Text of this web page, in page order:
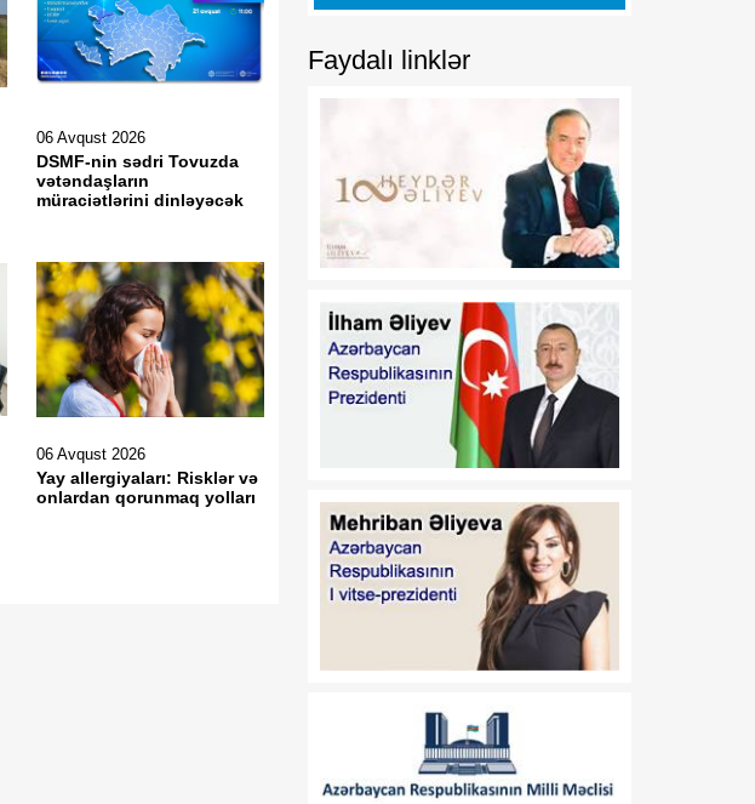
06 Avqust 2026
DSMF-nin sədri Tovuzda
vətəndaşların
müraciətlərini dinləyəcək
06 Avqust 2026
Yay allergiyaları: Risklər və
onlardan qorunmaq yolları
6 iyun tarixli 648 nömrəli,
hüquqi şəxslərin daxili və
nömrəli, "Azərbaycan
Respublikası adından borc
alınması və zəmanət
verilməsi Qaydası"nın
2018-ci il 18 dekabr tarixli
410 nömrəli və
"Azərbaycan Respublikası
İqtisadiyyat Nazirliyinin
fəaliyyətinin təmin edilməsi
İqtisadiyyat Nazirliyi
haqqında Əsasnamə"nin
təsdiqi və "Azərbaycan
Respublikası İqtisadiyyat
Nazirliyinin fəaliyyətinin
"Azərbaycan Respublikası
İqtisadi İnkişaf Nazirliyinin
təkmilləşdirilməsi ilə bağlı
tədbirlər haqqında"
Azərbaycan Respublikası
Faydalı linklər